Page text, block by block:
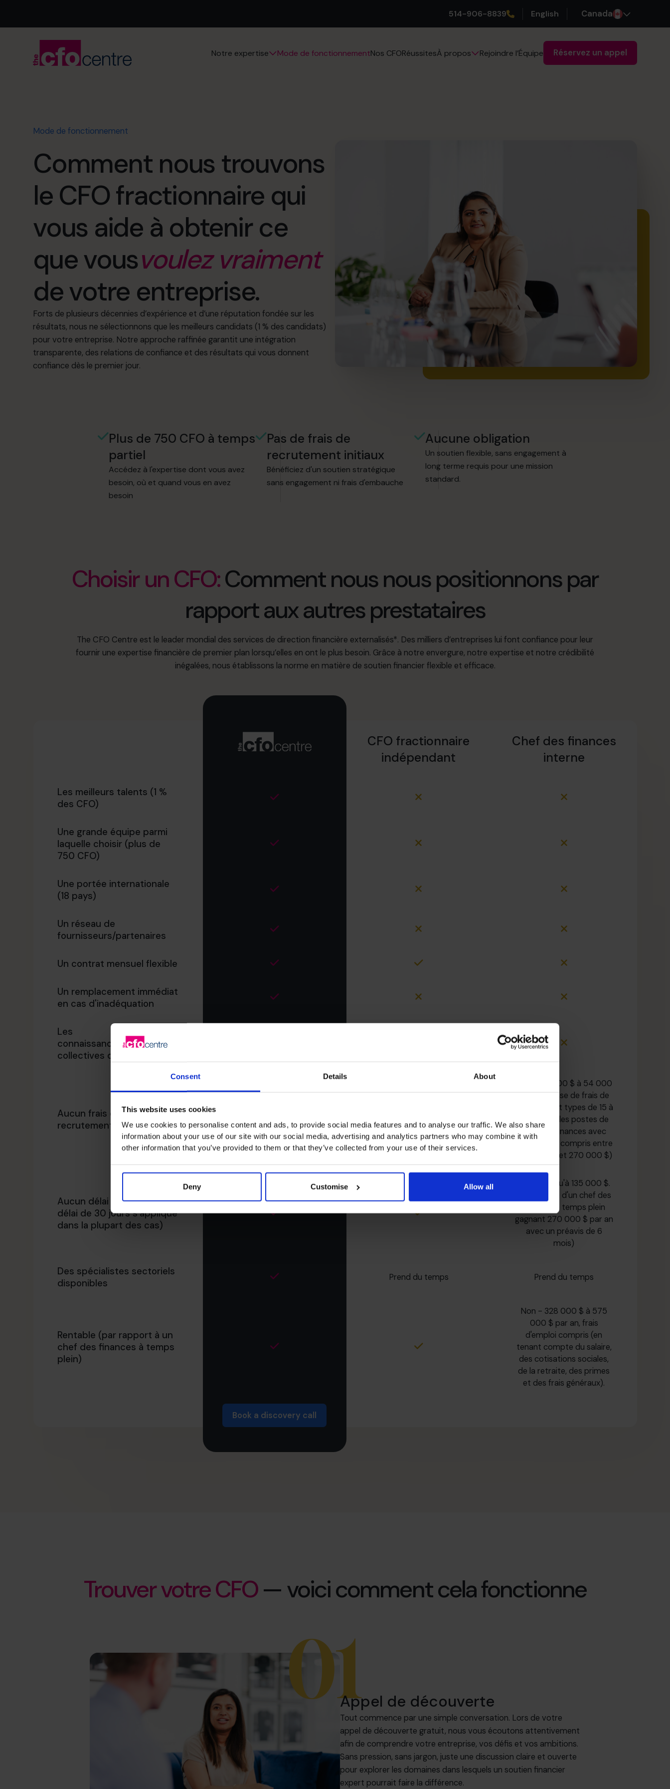
Consent Details About
This website uses cookies
We use cookies to personalise content and ads, to provide social media features and to analyse our traffic. We also share
information about your use of our site with our social media, advertising and analytics partners who may combine it with
other information that you’ve provided to them or that they’ve collected from your use of their services.
Deny Customise Allow all
514-906-8839 English Canada
Notre expertise Mode de fonctionnementNos CFORéussitesÀ propos Rejoindre l’Équipe Réservez un appel
Mode de fonctionnement
Comment nous trouvons
le CFO fractionnaire qui
vous aide à obtenir ce
que vousvoulez vraiment
de votre entreprise.
Forts de plusieurs décennies d’expérience et d’une réputation fondée sur les
résultats, nous ne sélectionnons que les meilleurs candidats (1 % des candidats)
pour votre entreprise. Notre approche raffinée garantit une intégration
transparente, des relations de confiance et des résultats qui vous donnent
confiance dès le premier jour.
Plus de 750 CFO à temps
partiel
Accédez à l'expertise dont vous avez
besoin, où et quand vous en avez
besoin
Pas de frais de
recrutement initiaux
Bénéficiez d'un soutien stratégique
sans engagement ni frais d'embauche
Aucune obligation
Un soutien flexible, sans engagement à
long terme requis pour une mission
standard.
Choisir un CFO:Comment nous nous positionnons par
rapport aux autres prestataires
The CFO Centre est le leader mondial des services de direction financière externalisés*. Des milliers d’entreprises lui font confiance pour leur
fournir une expertise financière de premier plan lorsqu’elles en ont le plus besoin. Grâce à notre envergure, notre expertise et notre crédibilité
inégalées, nous établissons la norme en matière de soutien financier flexible et efficace.
CFO fractionnaire
indépendant
Chef des finances
interne
Les meilleurs talents (1 %
des CFO)
Une grande équipe parmi
laquelle choisir (plus de
750 CFO)
Une portée internationale
(18 pays)
Un réseau de
fournisseurs/partenaires
Un contrat mensuel flexible
Un remplacement immédiat
en cas d'inadéquation
Les
connaissances/l'expérience
collectives de l'équipe
Aucun frais de
recrutement
Non - 30 000 $ à 54 000
$ (sur la base de frais de
recrutement types de 15 à
20 % pour les postes de
chef des finances avec
des salaires compris entre
200 000 $ et 270 000 $)
Aucun délai de préavis (un
délai de 30 jours s'applique
dans la plupart des cas)
Non - Jusqu'à 135 000 $.
(Sur la base d'un chef des
finances à temps plein
gagnant 270 000 $ par an
avec un préavis de 6
mois)
Des spécialistes sectoriels
disponibles
Prend du temps Prend du temps
Rentable (par rapport à un
chef des finances à temps
plein)
Book a discovery call
Non - 328 000 $ à 575
000 $ par an, frais
d'emploi compris (en
tenant compte du salaire,
des cotisations sociales,
de la retraite, des primes
et des frais généraux).
Trouver votre CFO— voici comment cela fonctionne
01Appel de découverte
Tout commence par une simple conversation. Lors de votre
appel de découverte gratuit, nous vous écoutons attentivement
afin de comprendre votre entreprise, vos défis et vos ambitions.
Sans pression, sans jargon, juste une discussion claire et ouverte
pour explorer les domaines dans lesquels un soutien financier
expert pourrait faire la différence.